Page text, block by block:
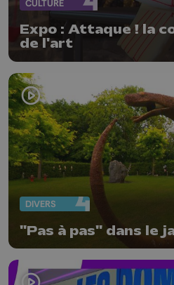
CULTURE
Expo : Attaque ! la
de l'art
DIVERS
"Pas à pas" dans le